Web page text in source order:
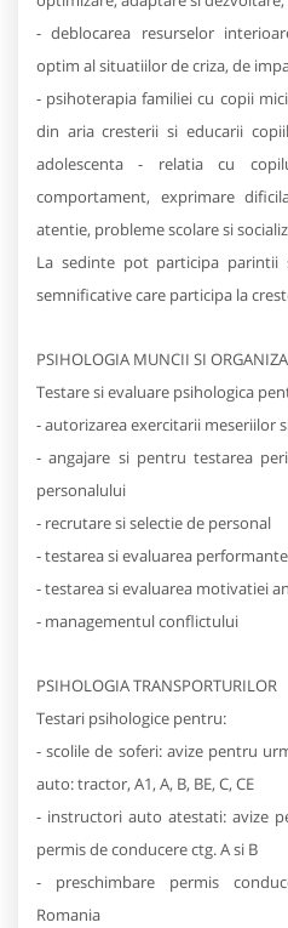
- deblocarea resurselor
optim al situatiilor de criza, de
- psihoterapia familiei cu copii
din aria cresterii si educarii
adolescenta - relatia cu
comportament, exprimare
atentie, probleme scolare si
La sedinte pot participa parintii
semnificative care participa la
PSIHOLOGIA MUNCII SI
Testare si evaluare psihologica
- autorizarea exercitarii meseriilor
- angajare si pentru testarea
personalului
- recrutare si selectie de personal
- testarea si evaluarea
- testarea si evaluarea motivatiei
- managementul conflictului
PSIHOLOGIA TRANSPORTURILOR
Testari psihologice pentru:
- scolile de soferi: avize pentru
auto: tractor, A1, A, B, BE, C, CE
- instructori auto atestati: avize
permis de conducere ctg. A si B
- preschimbare permis
Romania